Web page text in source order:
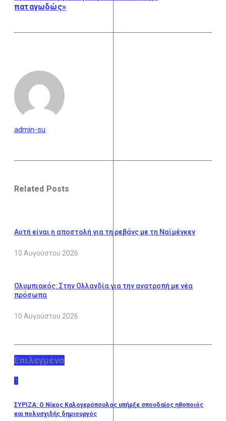
παταγωδώς»
admin-su
Related Posts
Αυτή είναι η αποστολή για τη ρεβάνς με τη Ναϊμέγκεν
10 Αυγούστου 2026
Ολυμπιακός: Στην Ολλανδία για την ανατροπή με νέα
πρόσωπα
10 Αυγούστου 2026
Επιλεγμένα
1
ΣΥΡΙΖΑ: Ο Νίκος Καλογερόπουλος υπήρξε σπουδαίος ηθοποιός
και πολυσχιδής δημιουργός